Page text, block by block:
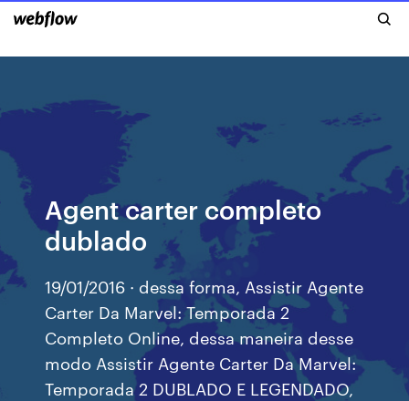
Agent carter completo
dublado
19/01/2016 · dessa forma, Assistir Agente
Carter Da Marvel: Temporada 2
Completo Online, dessa maneira desse
modo Assistir Agente Carter Da Marvel:
Temporada 2 DUBLADO E LEGENDADO,